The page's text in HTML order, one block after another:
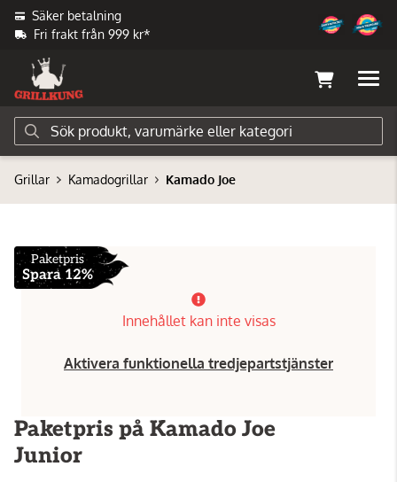
Säker betalning
Fri frakt från 999 kr*
Grillar Kamadogrillar Kamado Joe
Paketpris
Spara 12%
Innehållet kan inte visas
Aktivera funktionella tredjepartstjänster
Paketpris på Kamado Joe
Junior